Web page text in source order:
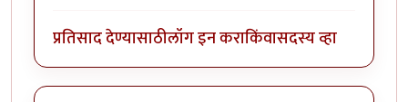
प्रतिसाद देण्यासाठीलॉग इन कराकिंवासदस्य व्हा